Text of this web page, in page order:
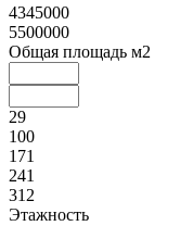
4345000
5500000
Общая площадь м2
29
100
171
241
312
Этажность